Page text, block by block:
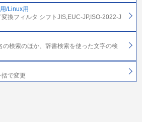
/Linux用
換フィルタ シフトJIS,EUC-JP,ISO-2022-J
の検索のほか、辞書検索を使った文字の検
で変更